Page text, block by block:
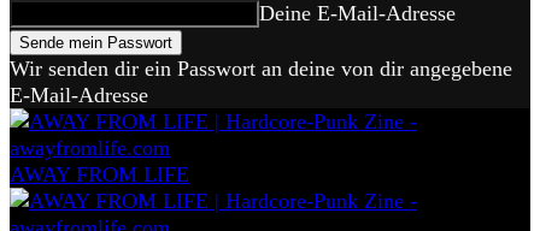
Deine E-Mail-Adresse
Wir senden dir ein Passwort an deine von dir angegebene
E-Mail-Adresse
AWAY FROM LIFE